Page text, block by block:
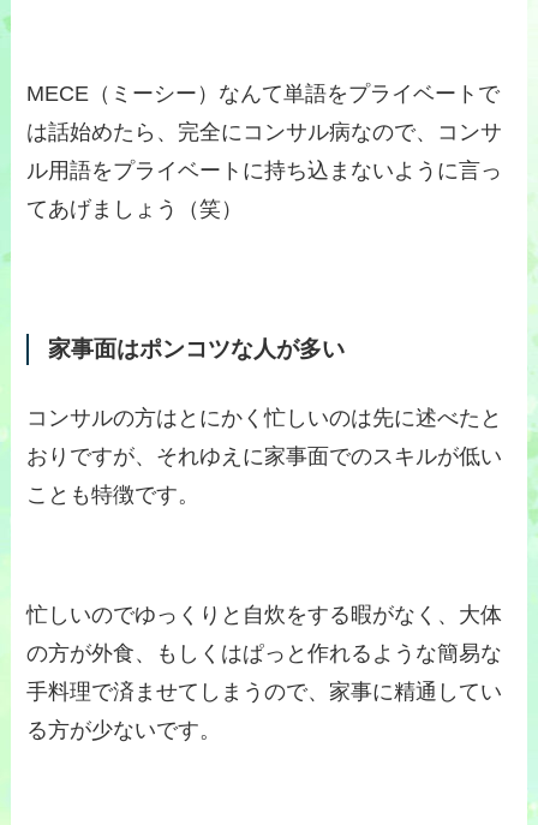
MECE（ミーシー）なんて単語をプライベートで
は話始めたら、完全にコンサル病なので、コンサ
ル用語をプライベートに持ち込まないように言っ
てあげましょう（笑）
家事面はポンコツな人が多い
コンサルの方はとにかく忙しいのは先に述べたと
おりですが、それゆえに家事面でのスキルが低い
ことも特徴です。
忙しいのでゆっくりと自炊をする暇がなく、大体
の方が外食、もしくはぱっと作れるような簡易な
手料理で済ませてしまうので、家事に精通してい
る方が少ないです。